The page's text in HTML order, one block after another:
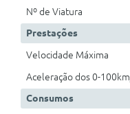
Nº de Viatura
Prestações
Velocidade Máxima
Aceleração dos 0-
Consumos